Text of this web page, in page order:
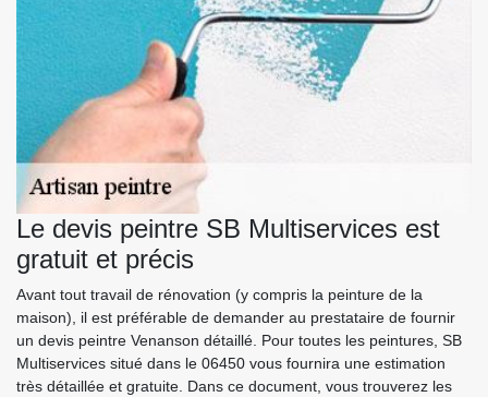
Le devis peintre SB Multiservices est
gratuit et précis
Avant tout travail de rénovation (y compris la peinture de la
maison), il est préférable de demander au prestataire de fournir
un devis peintre Venanson détaillé. Pour toutes les peintures, SB
Multiservices situé dans le 06450 vous fournira une estimation
très détaillée et gratuite. Dans ce document, vous trouverez les